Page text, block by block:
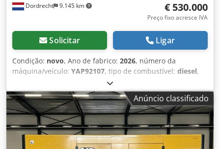
Dordrecht 9.145 km € 530.000
Preço fixo acresce IVA
Solicitar Ligar
Condição: novo, Ano de fabrico: 2026, número da
máquina/veículo: YAP92107, tipo de combustível: diesel,
Caterpillar 3516B HD
uso: Construção civil Peso vazio: 18.290 kg Potência do
gerador: 2.500 kVA Dimensões do compartimento de carga:
638 x 229 x 237 cm Marcação CE: sim Entre em contato
com a equipe DPX para mais informações. Dsdpfx Acoy R I
D Sskock = Outras opções e acessórios = - Painel de
controle
Anúncio classificado